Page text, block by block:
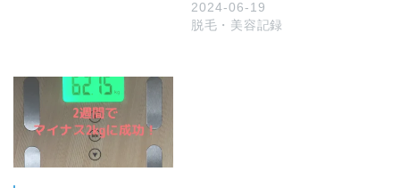
2024-06-19
脱毛・美容記録